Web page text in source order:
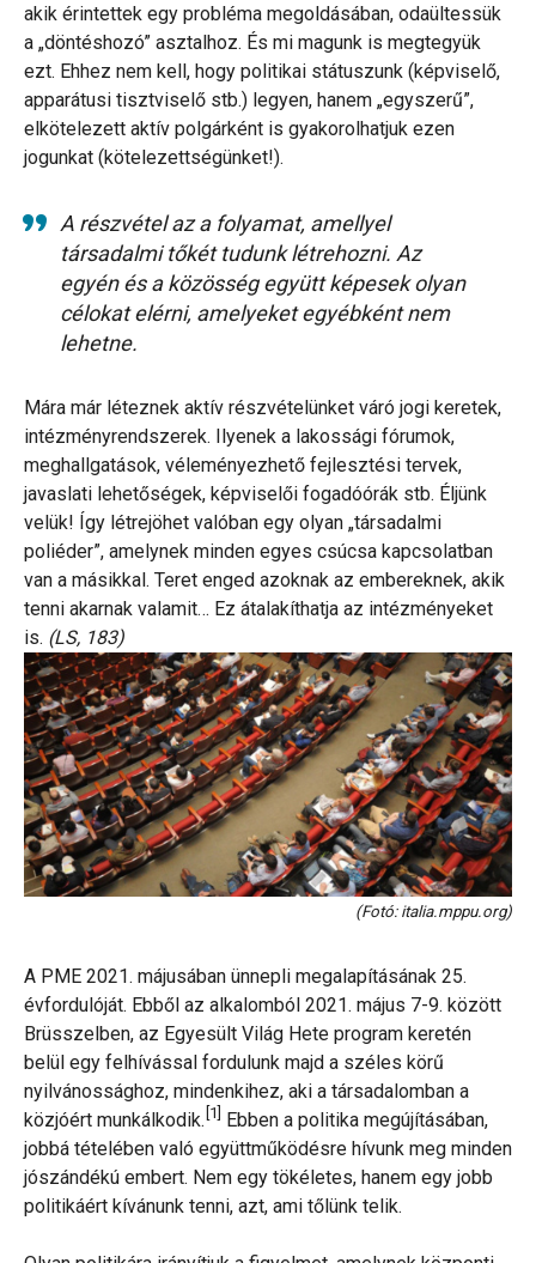
akik érintettek egy probléma megoldásában, odaültessük
a „döntéshozó” asztalhoz. És mi magunk is megtegyük
ezt. Ehhez nem kell, hogy politikai státuszunk (képviselő,
apparátusi tisztviselő stb.) legyen, hanem „egyszerű”,
elkötelezett aktív polgárként is gyakorolhatjuk ezen
jogunkat (kötelezettségünket!).
A részvétel az a folyamat, amellyel
társadalmi tőkét tudunk létrehozni. Az
egyén és a közösség együtt képesek olyan
célokat elérni, amelyeket egyébként nem
lehetne.
Mára már léteznek aktív részvételünket váró jogi keretek,
intézményrendszerek. Ilyenek a lakossági fórumok,
meghallgatások, véleményezhető fejlesztési tervek,
javaslati lehetőségek, képviselői fogadóórák stb. Éljünk
velük! Így létrejöhet valóban egy olyan „társadalmi
poliéder”, amelynek minden egyes csúcsa kapcsolatban
van a másikkal. Teret enged azoknak az embereknek, akik
tenni akarnak valamit… Ez átalakíthatja az intézményeket
is. (LS, 183)
(Fotó: italia.mppu.org)
A PME 2021. májusában ünnepli megalapításának 25.
évfordulóját. Ebből az alkalomból 2021. május 7-9. között
Brüsszelben, az Egyesült Világ Hete program keretén
belül egy felhívással fordulunk majd a széles körű
nyilvánossághoz, mindenkihez, aki a társadalomban a
közjóért munkálkodik. [1] Ebben a politika megújításában,
jobbá tételében való együttműködésre hívunk meg minden
jószándékú embert. Nem egy tökéletes, hanem egy jobb
politikáért kívánunk tenni, azt, ami tőlünk telik.